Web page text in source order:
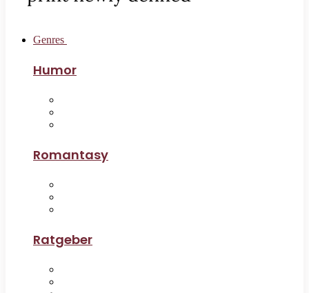
Genres
Humor
Romantasy
Ratgeber